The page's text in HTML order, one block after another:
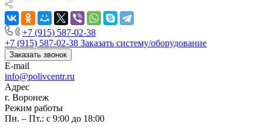
+7 (915) 587-02-38
+7 (915) 587-02-38 Заказать систему/оборудование
Заказать звонок
E-mail
info@polivcentr.ru
Адрес
г. Воронеж
Режим работы
Пн. – Пт.: с 9:00 до 18:00